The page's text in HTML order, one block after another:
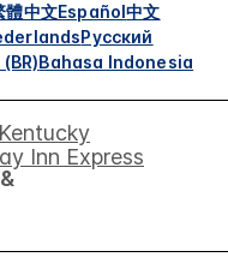
體中文Español中文
Русский
Bahasa Indonesia
Kentucky
Inn Express